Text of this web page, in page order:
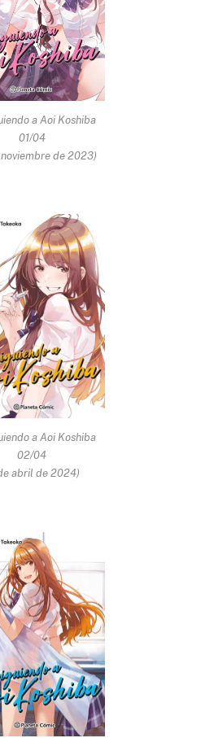
a Aoi Koshiba
01/04
de 2023)
a Aoi Koshiba
02/04
abril de 2024)